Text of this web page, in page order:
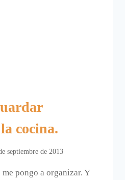
cocina.
septiembre de 2013
pongo a organizar. Y